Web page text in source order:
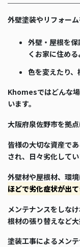
外壁塗装やリフォー
外壁・屋根を
くお家に住め
色を変えたり
Khomesではどんな
います。
大阪府泉佐野市を拠
皆様の大切な資産で
され、日々劣化してい
外壁材や屋根材、環境
ほどで劣化症状が出て
メンテナンスをしな
根材の張り替えなど
塗装工事によるメン